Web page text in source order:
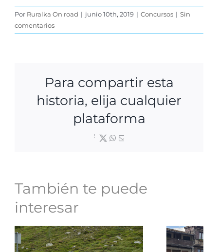
Por Ruralka On road | junio 10th, 2019 | Concursos | Sin
comentarios
Para compartir esta
historia, elija cualquier
plataforma
Facebook
X WhatsApp
También te puede
interesar
Ruta hacia los